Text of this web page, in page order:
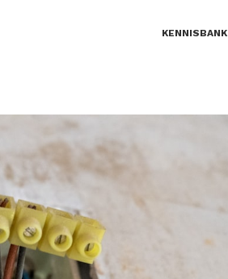
KENNISBANK